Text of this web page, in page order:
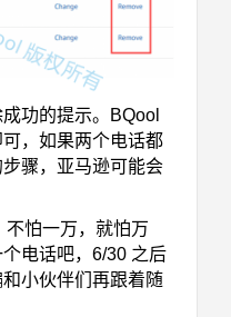
功的提示。BQool
，如果两个电话都
骤，亚马逊可能会
不怕一万，就怕万
电话吧，6/30 之后
小伙伴们再跟着随